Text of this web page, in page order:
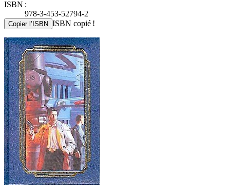
ISBN :
978-3-453-52794-2
Copier l’ISBN ISBN copié !